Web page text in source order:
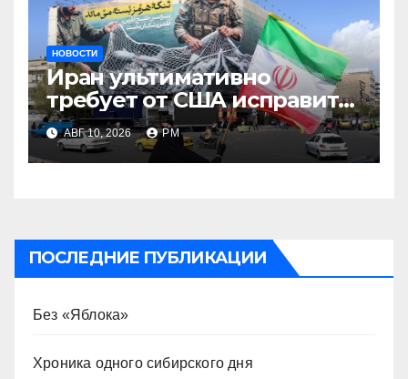
НОВОСТИ
Иран ультимативно
требует от США исправить
поведение
АВГ 10, 2026 РМ
ПОСЛЕДНИЕ ПУБЛИКАЦИИ
Без «Яблока»
Хроника одного сибирского дня